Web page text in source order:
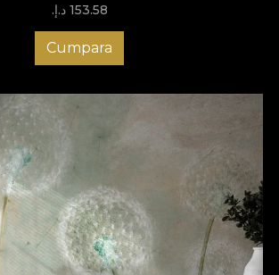
153.58 د.إ.‏
Cumpara